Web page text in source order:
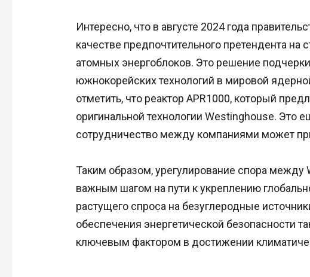
Интересно, что в августе 2024 года
качестве предпочтительного претендента на
атомных энергоблоков. Это решение
южнокорейских технологий в мировой
отметить, что реактор APR1000, который
оригинальной технологии Westinghouse. Это
сотрудничество между компаниями может
Таким образом, урегулирование спора между
важным шагом на пути к укреплению
растущего спроса на безуглеродные
обеспечения энергетической безопасности
ключевым фактором в достижении